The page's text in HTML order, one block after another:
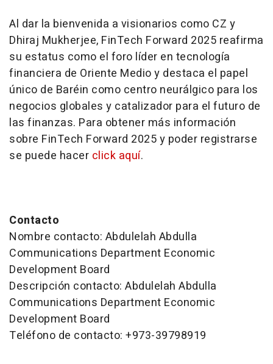
Al dar la bienvenida a visionarios como CZ y
Dhiraj Mukherjee, FinTech Forward 2025 reafirma
su estatus como el foro líder en tecnología
financiera de Oriente Medio y destaca el papel
único de Baréin como centro neurálgico para los
negocios globales y catalizador para el futuro de
las finanzas. Para obtener más información
sobre FinTech Forward 2025 y poder registrarse
se puede hacer click aquí.
Contacto
Nombre contacto: Abdulelah Abdulla
Communications Department Economic
Development Board
Descripción contacto: Abdulelah Abdulla
Communications Department Economic
Development Board
Teléfono de contacto: +973-39798919